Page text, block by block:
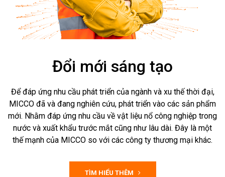
Đổi mới sáng tạo
Để đáp ứng nhu cầu phát triển của ngành và xu thế thời đại,
MICCO đã và đang nghiên cứu, phát triển vào các sản phẩm
mới. Nhằm đáp ứng nhu cầu về vật liệu nổ công nghiệp trong
nước và xuất khẩu trước mắt cũng như lâu dài. Đây là một
thế mạnh của MICCO so với các công ty thương mại khác.
TÌM HIỂU THÊM